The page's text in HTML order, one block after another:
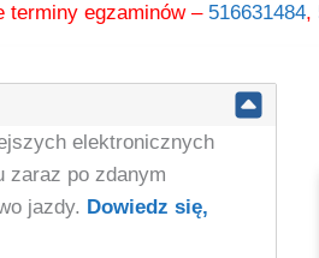
terminy egzaminów – 516631484,
elektronicznych
zaraz po zdanym
jazdy. Dowiedz się,